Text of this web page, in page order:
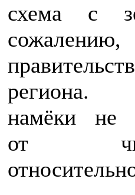
схема с
сожалению,
региона.
намёки не
от